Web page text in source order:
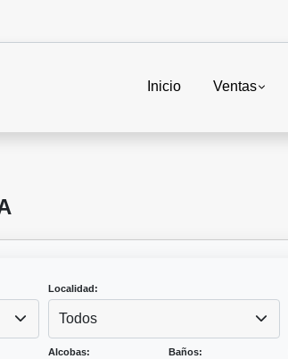
Inicio Ventas
Localidad:
Todos
Alcobas: Baños: